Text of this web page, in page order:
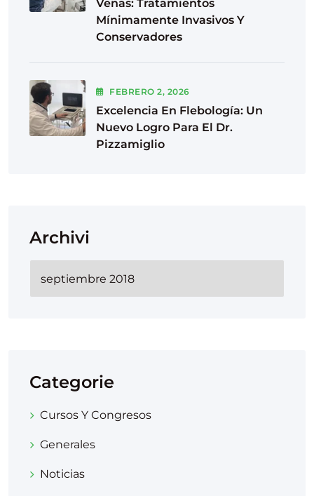
Venas: Tratamientos
Mínimamente Invasivos Y
Conservadores
FEBRERO2, 2026
Excelencia En Flebología: Un
Nuevo Logro Para El Dr.
Pizzamiglio
Archivi
Categorie
Cursos Y Congresos
Generales
Noticias